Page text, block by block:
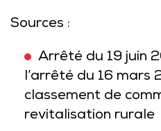
Sources :
Arrêté du 19 juin
l’arrêté du 16 mars
classement de
revitalisation rurale